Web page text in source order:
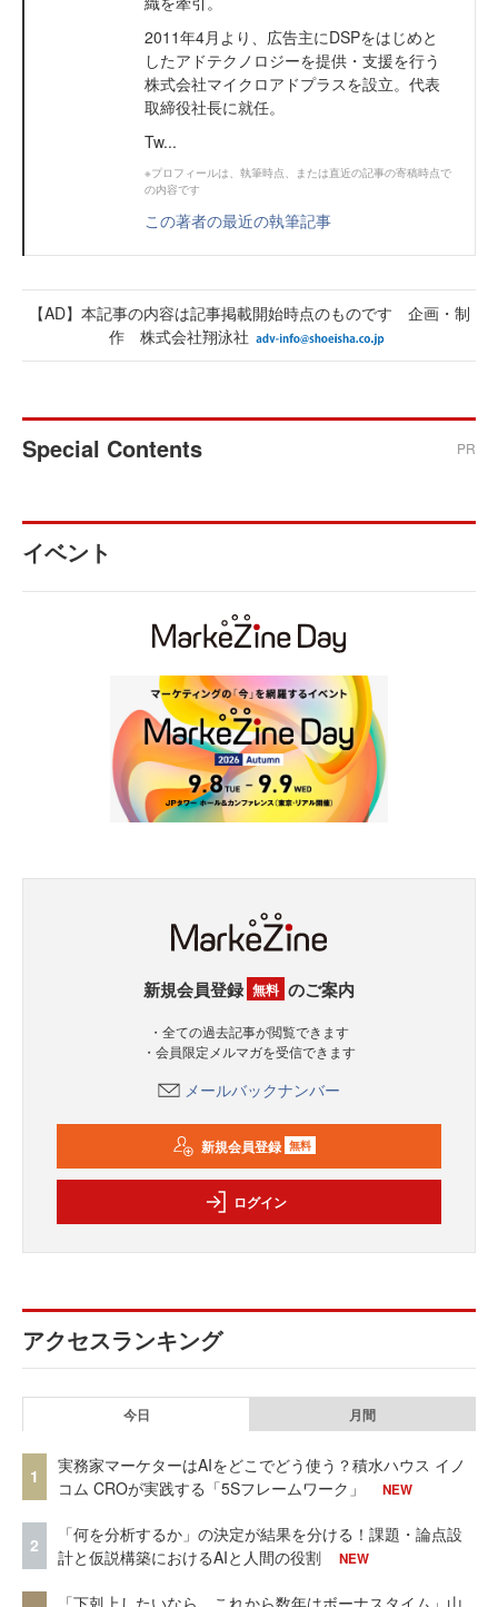
2011年4月より、広告主にDSPをはじめと
したアドテクノロジーを提供・支援を行う
株式会社マイクロアドプラスを設立。代表
取締役社長に就任。
Tw...
※プロフィールは、執筆時点、または直近の記事の寄稿時点で
の内容です
この著者の最近の執筆記事
【AD】本記事の内容は記事掲載開始時点のものです 企画・制
作 株式会社翔泳社
Special Contents PR
イベント
新規会員登録 無料 のご案内
・全ての過去記事が閲覧できます
・会員限定メルマガを受信できます
メールバックナンバー
新規会員登録 無料
ログイン
アクセスランキング
今日 月間
1
実務家マーケターはAIをどこでどう使う？積水ハウス イノ
コム CROが実践する「5Sフレームワーク」
NEW
2
「何を分析するか」の決定が結果を分ける！課題・論点設
計と仮説構築におけるAIと人間の役割
NEW
「下剋上したいなら、これから数年はボーナスタイム」山